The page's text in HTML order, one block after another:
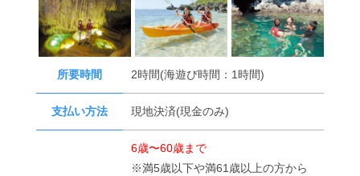
所要時間 2時間(海遊び時間：1時間)
支払い方法 現地決済(現金のみ)
6歳〜60歳まで
※満5歳以下や満61歳以上の方から